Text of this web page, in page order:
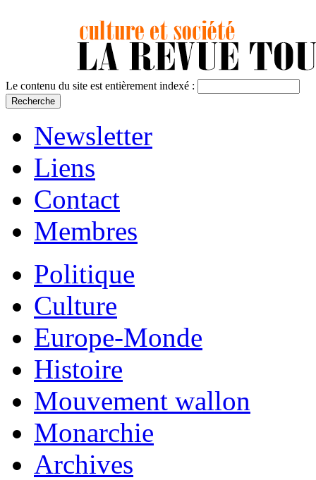
Le contenu du site est entièrement indexé :
Newsletter
Liens
Contact
Membres
Politique
Culture
Europe-Monde
Histoire
Mouvement wallon
Monarchie
Archives